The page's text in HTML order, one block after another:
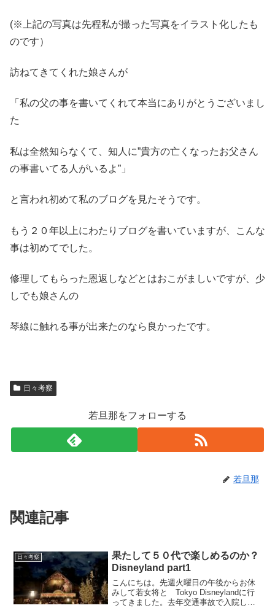
(※上記の写真は先程私が撮った写真をイラスト化したも
のです）
訪ねてきてくれた娘さんが
「私の父の事を書いてくれて本当にありがとうございまし
た
私は全然知らなくて、知人に”貴方の亡くなったお父さん
の事書いてる人がいるよ”」
と言われ初めて私のブログを見たそうです。
もう２０年以上にわたりブログを書いていますが、こんな
事は初めてでした。
修理してもらった恩返しなどとはおこがましいですが、少
しでも娘さんの
琴線に触れる事が出来たのなら良かったです。
日々考察
若旦那をフォローする
若旦那
関連記事
日々考察
果たして５０代で楽しめるのか？
Disneyland part1
こんにちは。先週火曜日の午後からお休
みして若女将と Tokyo Disneylandに行
ってきました。去年交通事故で入院して